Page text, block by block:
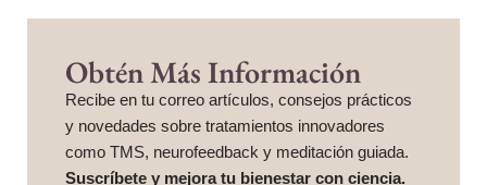
Obtén Más Información
Recibe en tu correo artículos, consejos prácticos
y novedades sobre tratamientos innovadores
como TMS, neurofeedback y meditación guiada.
Suscríbete y mejora tu bienestar con ciencia.